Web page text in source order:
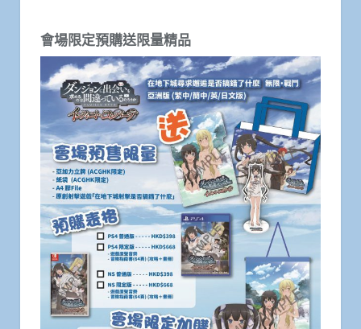
會場限定預購送限量精品